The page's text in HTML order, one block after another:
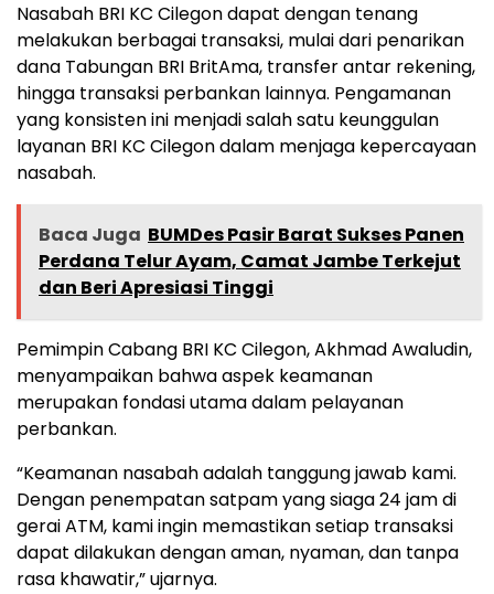
Nasabah BRI KC Cilegon dapat dengan tenang
melakukan berbagai transaksi, mulai dari penarikan
dana Tabungan BRI BritAma, transfer antar rekening,
hingga transaksi perbankan lainnya. Pengamanan
yang konsisten ini menjadi salah satu keunggulan
layanan BRI KC Cilegon dalam menjaga kepercayaan
nasabah.
Baca Juga BUMDes Pasir Barat Sukses Panen
Perdana Telur Ayam, Camat Jambe Terkejut
dan Beri Apresiasi Tinggi
Pemimpin Cabang BRI KC Cilegon, Akhmad Awaludin,
menyampaikan bahwa aspek keamanan
merupakan fondasi utama dalam pelayanan
perbankan.
“Keamanan nasabah adalah tanggung jawab kami.
Dengan penempatan satpam yang siaga 24 jam di
gerai ATM, kami ingin memastikan setiap transaksi
dapat dilakukan dengan aman, nyaman, dan tanpa
rasa khawatir,” ujarnya.